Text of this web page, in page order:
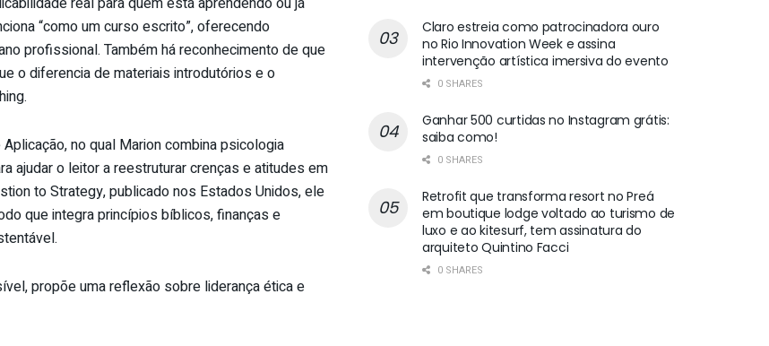
“como um curso escrito”, oferecendo
profissional. Também há reconhecimento de que
o diferencia de materiais introdutórios e o
no qual Marion combina psicologia
ajudar o leitor a reestruturar crenças e atitudes em
to Strategy, publicado nos Estados Unidos, ele
que integra princípios bíblicos, finanças e
propõe uma reflexão sobre liderança ética e
Claro estreia como patrocinadora ouro
no Rio Innovation Week e assina
intervenção artística imersiva do evento
0 SHARES
Ganhar 500 curtidas no Instagram grátis:
saiba como!
0 SHARES
Retrofit que transforma resort no Preá
em boutique lodge voltado ao turismo de
luxo e ao kitesurf, tem assinatura do
arquiteto Quintino Facci
0 SHARES